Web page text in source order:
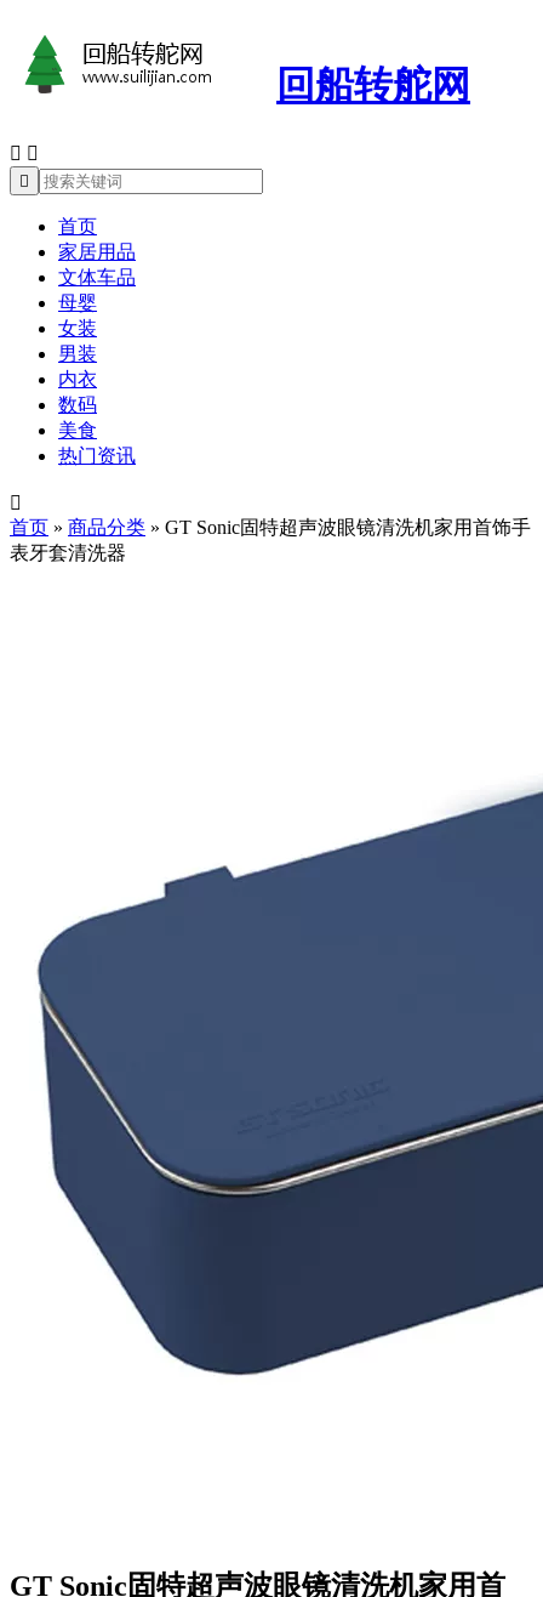
回船转舵网
 

首页
家居用品
文体车品
母婴
女装
男装
内衣
数码
美食
热门资讯

首页 » 商品分类 » GT Sonic固特超声波眼镜清洗机家用首饰手
表牙套清洗器
GT Sonic固特超声波眼镜清洗机家用首